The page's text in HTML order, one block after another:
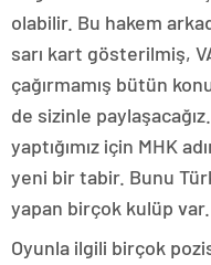
olabilir. Bu hakem
sarı kart gösterilmiş,
çağırmamış bütün
de sizinle
yaptığımız için MHK
yeni bir tabir. Bunu
yapan birçok kulüp
Oyunla ilgili birçok